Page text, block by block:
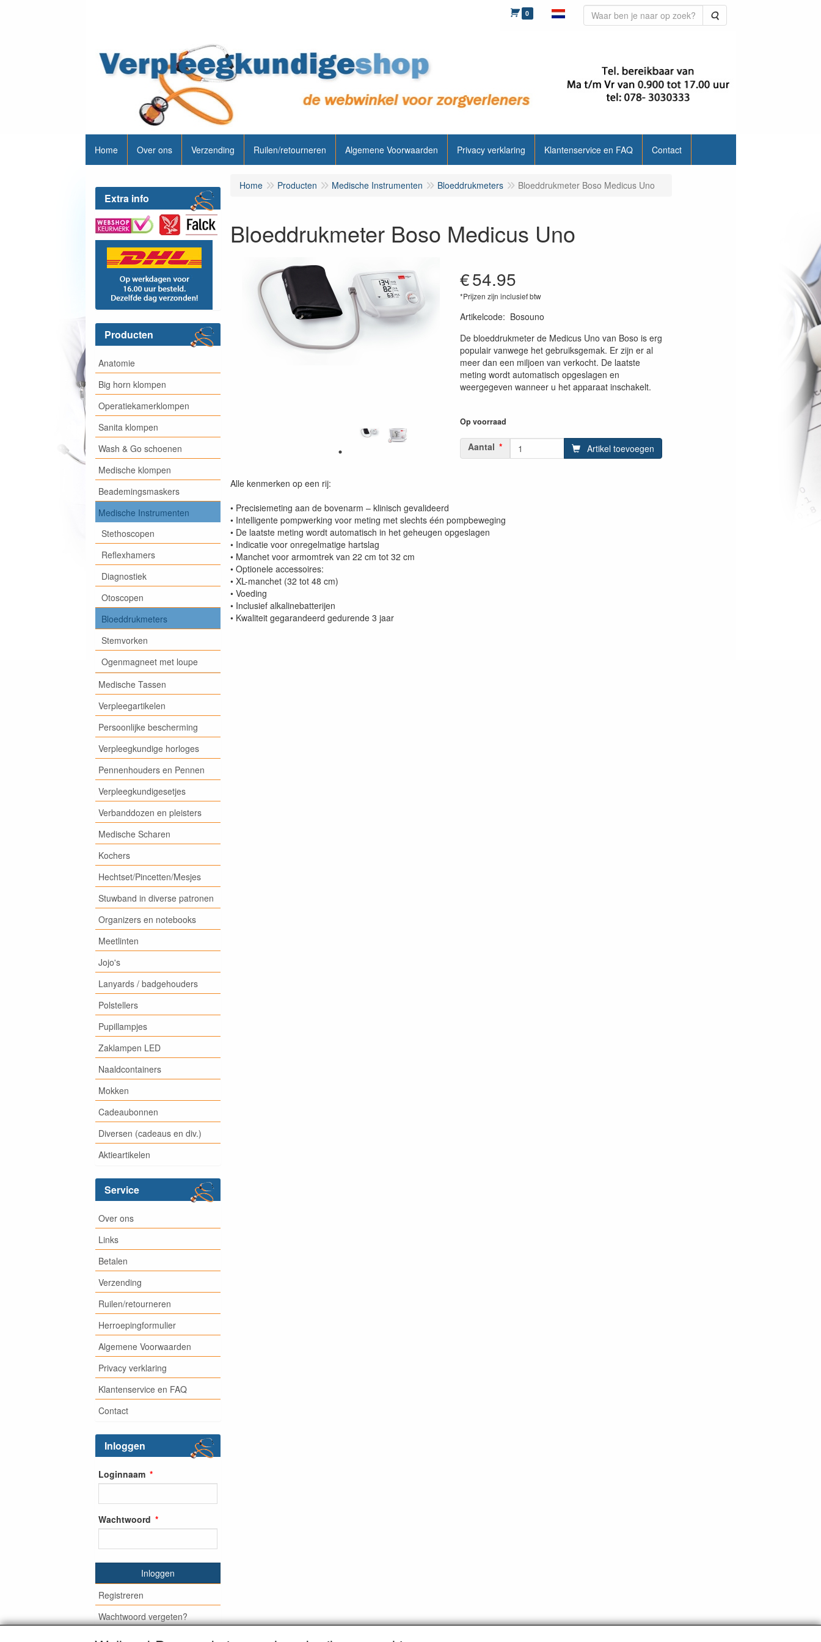
0 Zoeken
Home Over ons Verzending Ruilen/retourneren Algemene Voorwaarden Privacy verklaring Klantenservice en FAQ Contact
Extra info
Producten
Anatomie
Big horn klompen
Operatiekamerklompen
Sanita klompen
Wash & Go schoenen
Medische klompen
Beademingsmaskers
Medische Instrumenten
Stethoscopen
Reflexhamers
Diagnostiek
Otoscopen
Bloeddrukmeters
Stemvorken
Ogenmagneet met loupe
Medische Tassen
Verpleegartikelen
Persoonlijke bescherming
Verpleegkundige horloges
Pennenhouders en Pennen
Verpleegkundigesetjes
Verbanddozen en pleisters
Medische Scharen
Kochers
Hechtset/Pincetten/Mesjes
Stuwband in diverse patronen
Organizers en notebooks
Meetlinten
Jojo's
Lanyards / badgehouders
Polstellers
Pupillampjes
Zaklampen LED
Naaldcontainers
Mokken
Cadeaubonnen
Diversen (cadeaus en div.)
Aktieartikelen
Service
Over ons
Links
Betalen
Verzending
Ruilen/retourneren
Herroepingformulier
Algemene Voorwaarden
Privacy verklaring
Klantenservice en FAQ
Contact
Inloggen
Loginnaam
Wachtwoord
Inloggen
Registreren
Wachtwoord vergeten?
Home Producten Medische Instrumenten Bloeddrukmeters Bloeddrukmeter Boso Medicus Uno
Bloeddrukmeter Boso Medicus Uno
€54.95
*Prijzen zijn inclusief btw
Artikelcode: Bosouno
De bloeddrukmeter de Medicus Uno van Boso is erg
populair vanwege het gebruiksgemak. Er zijn er al
meer dan een miljoen van verkocht. De laatste
meting wordt automatisch opgeslagen en
weergegeven wanneer u het apparaat inschakelt.
Op voorraad
Aantal Artikel toevoegen
Alle kenmerken op een rij:
• Precisiemeting aan de bovenarm – klinisch gevalideerd
• Intelligente pompwerking voor meting met slechts één pompbeweging
• De laatste meting wordt automatisch in het geheugen opgeslagen
• Indicatie voor onregelmatige hartslag
• Manchet voor armomtrek van 22 cm tot 32 cm
• Optionele accessoires:
• XL-manchet (32 tot 48 cm)
• Voeding
• Inclusief alkalinebatterijen
• Kwaliteit gegarandeerd gedurende 3 jaar